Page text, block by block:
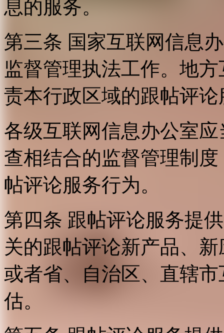
息的服务。
第三条 国家互联网信息
监督管理执法工作。地
责本行政区域的跟帖评
各级互联网信息办公室
查相结合的监督管理制
帖评论服务行为。
第四条 跟帖评论服务提
关的跟帖评论新产品、
或者省、自治区、直辖
估。